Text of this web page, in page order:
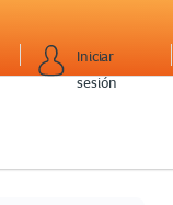
Iniciar
sesión